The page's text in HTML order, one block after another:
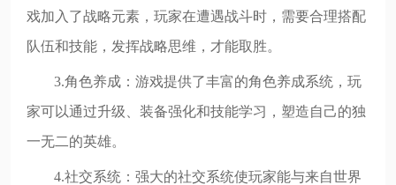
戏加入了战略元素，玩家在遭遇战斗时，需要合理搭配
队伍和技能，发挥战略思维，才能取胜。
3.角色养成：游戏提供了丰富的角色养成系统，玩
家可以通过升级、装备强化和技能学习，塑造自己的独
一无二的英雄。
4.社交系统：强大的社交系统使玩家能与来自世界